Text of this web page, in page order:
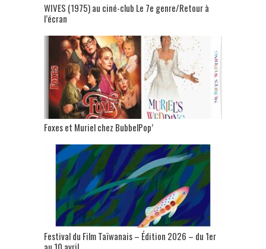
WIVES (1975) au ciné-club Le 7e genre/Retour à
l’écran
Foxes et Muriel chez BubbelPop’
Festival du Film Taïwanais – Édition 2026 – du 1er